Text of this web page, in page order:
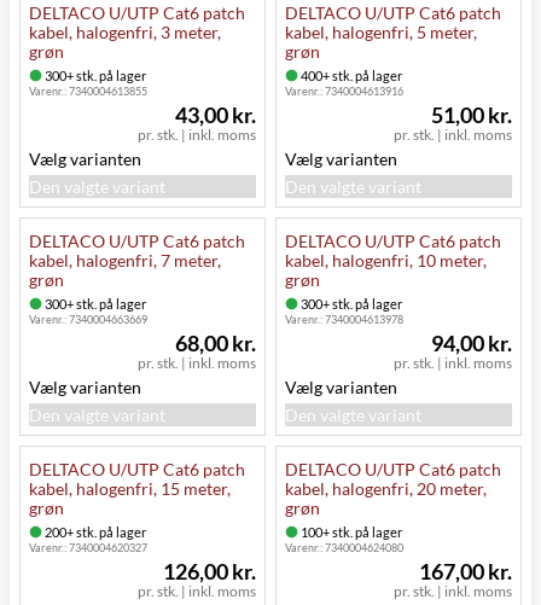
DELTACO U/UTP Cat6 patch
kabel, halogenfri, 3 meter,
grøn
300+ stk. på lager
Varenr.:7340004613855
pr. stk. | inkl. moms
43,00 kr.
Vælg varianten
Den valgte variant
DELTACO U/UTP Cat6 patch
kabel, halogenfri, 5 meter,
grøn
400+ stk. på lager
Varenr.:7340004613916
pr. stk. | inkl. moms
51,00 kr.
Vælg varianten
Den valgte variant
DELTACO U/UTP Cat6 patch
kabel, halogenfri, 7 meter,
grøn
300+ stk. på lager
Varenr.:7340004663669
pr. stk. | inkl. moms
68,00 kr.
Vælg varianten
Den valgte variant
DELTACO U/UTP Cat6 patch
kabel, halogenfri, 10 meter,
grøn
300+ stk. på lager
Varenr.:7340004613978
pr. stk. | inkl. moms
94,00 kr.
Vælg varianten
Den valgte variant
DELTACO U/UTP Cat6 patch
kabel, halogenfri, 15 meter,
grøn
200+ stk. på lager
Varenr.:7340004620327
pr. stk. | inkl. moms
126,00 kr.
DELTACO U/UTP Cat6 patch
kabel, halogenfri, 20 meter,
grøn
100+ stk. på lager
Varenr.:7340004624080
pr. stk. | inkl. moms
167,00 kr.